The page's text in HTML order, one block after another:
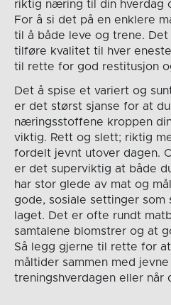
riktig næring til din hverdag
For å si det på en enklere
til å både leve og trene. Det
tilføre kvalitet til hver
til rette for god restitusjon
Det å spise et variert og
er det størst sjanse for at
næringsstoffene kroppen
viktig. Rett og slett; riktig
fordelt jevnt utover dagen.
er det superviktig at både
har stor glede av mat og
gode, sosiale settinger som
laget. Det er ofte rundt
samtalene blomstrer og at
Så legg gjerne til rette for
måltider sammen med
treningshverdagen eller når